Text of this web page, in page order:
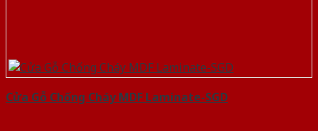
Cửa Gỗ Chống Cháy MDF Laminate-SGD